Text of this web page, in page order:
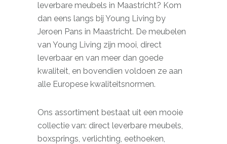
leverbare meubels in Maastricht? Kom
dan eens langs bij Young Living by
Jeroen Pans in Maastricht. De meubelen
van Young Living zijn mooi, direct
leverbaar en van meer dan goede
kwaliteit, en bovendien voldoen ze aan
alle Europese kwaliteitsnormen.
Ons assortiment bestaat uit een mooie
collectie van: direct leverbare meubels,
boxsprings, verlichting, eethoeken,